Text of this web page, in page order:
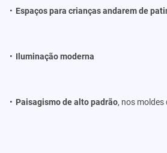
Espaços para crianças andarem de
Iluminação moderna
Paisagismo de alto padrão, nos moldes